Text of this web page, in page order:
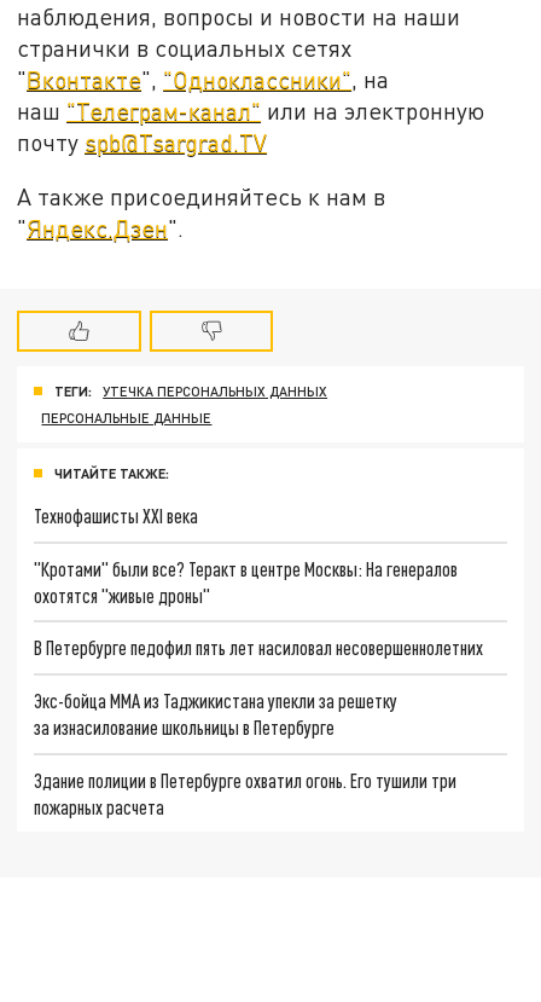
наблюдения, вопросы и новости на наши
странички в социальных сетях
"Вконтакте", "Одноклассники", на
наш "Телеграм-канал" или на электронную
почту spb@Tsargrad.TV
А также присоединяйтесь к нам в
"Яндекс.Дзен".
ТЕГИ:
УТЕЧКА ПЕРСОНАЛЬНЫХ ДАННЫХ
ПЕРСОНАЛЬНЫЕ ДАННЫЕ
ЧИТАЙТЕ ТАКЖЕ:
Технофашисты XXI века
"Кротами" были все? Теракт в центре Москвы: На генералов
охотятся "живые дроны"
В Петербурге педофил пять лет насиловал несовершеннолетних
Экс-бойца ММА из Таджикистана упекли за решетку
за изнасилование школьницы в Петербурге
Здание полиции в Петербурге охватил огонь. Его тушили три
пожарных расчета